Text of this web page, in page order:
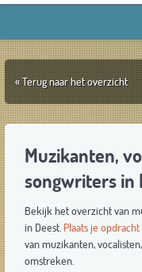
« Terug naar het overzicht
Muzikanten,
songwriters in
Bekijk het overzicht van
in Deest. Plaats je opdracht
van muzikanten,
omstreken.